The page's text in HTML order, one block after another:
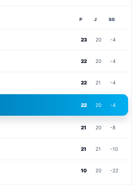
P J SG
23 20 -4
22 20 -4
22 21 -4
22 20 -4
21 20 -8
21 21 -10
10 20 -22